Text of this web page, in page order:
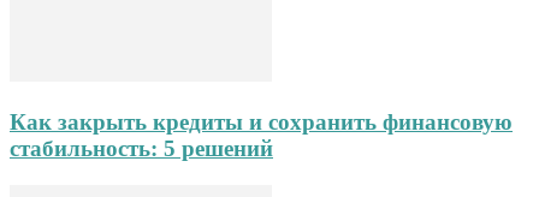
Как закрыть кредиты и сохранить финансовую
стабильность: 5 решений